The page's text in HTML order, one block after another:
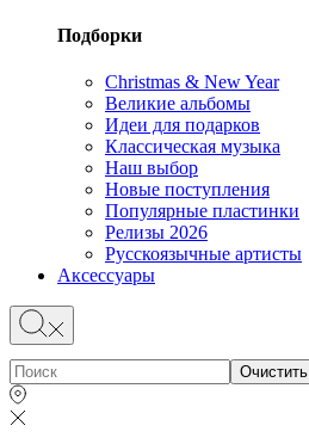
Подборки
Christmas & New Year
Великие альбомы
Идеи для подарков
Классическая музыка
Наш выбор
Новые поступления
Популярные пластинки
Релизы 2026
Русскоязычные артисты
Аксессуары
Очистить